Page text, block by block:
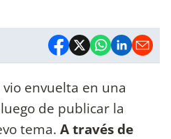
vio envuelta en una
de publicar la
tema. A través de